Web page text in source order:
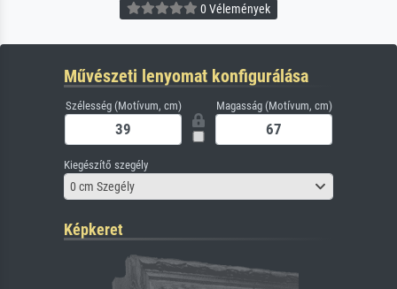
0 Vélemények
Művészeti lenyomat konfigurálása
Szélesség (Motívum, cm) Magasság (Motívum, cm)
Kiegészítő szegély
0 cm Szegély
Képkeret